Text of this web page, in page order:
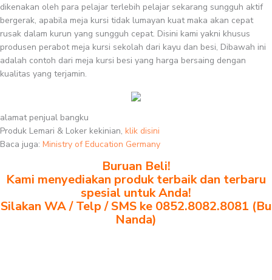
dikenakan oleh para pelajar terlebih pelajar sekarang sungguh aktif
bergerak, apabila meja kursi tidak lumayan kuat maka akan cepat
rusak dalam kurun yang sungguh cepat. Disini kami yakni khusus
produsen perabot meja kursi sekolah dari kayu dan besi, Dibawah ini
adalah contoh dari meja kursi besi yang harga bersaing dengan
kualitas yang terjamin.
alamat penjual bangku
Produk Lemari & Loker kekinian, klik disini
Baca juga: Ministry of Education Germany
Buruan Beli!
Kami menyediakan produk terbaik dan terbaru
spesial untuk Anda!
Silakan WA / Telp / SMS ke 0852.8082.8081 (Bu
Nanda)